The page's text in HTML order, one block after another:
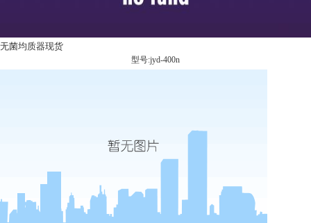
无菌均质器现货
型号:jyd-400n